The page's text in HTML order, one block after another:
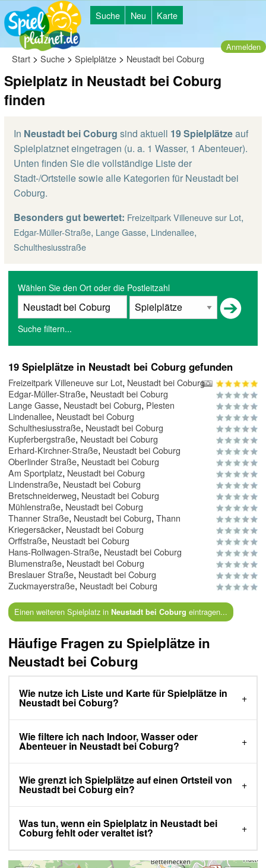
Suche Neu Karte
Anmelden
Start > Suche > Spielplätze > Neustadt bei Coburg
Spielplatz in Neustadt bei Coburg
finden
In Neustadt bei Coburg sind aktuell 19 Spielplätzeauf
Spielplatznet eingetragen (u. a. 1 Wasser, 1 Abenteuer).
Unten finden Sie die vollständige Liste der
Stadt-/Ortsteile sowie alle Kategorien für Neustadt bei
Coburg.
Besonders gut bewertet: Freizeitpark Villeneuve sur Lot,
Edgar-Müller-Straße, Lange Gasse, Lindenallee,
Schulthesiusstraße
Wählen Sie den Ort oder die Postleitzahl
Suche filtern...
19 Spielplätze in Neustadt bei Coburg gefunden
Freizeitpark Villeneuve sur Lot, Neustadt bei Coburg
Edgar-Müller-Straße, Neustadt bei Coburg
Lange Gasse, Neustadt bei Coburg, Plesten
Lindenallee, Neustadt bei Coburg
Schulthesiusstraße, Neustadt bei Coburg
Kupferbergstraße, Neustadt bei Coburg
Erhard-Kirchner-Straße, Neustadt bei Coburg
Oberlinder Straße, Neustadt bei Coburg
Am Sportplatz, Neustadt bei Coburg
Lindenstraße, Neustadt bei Coburg
Bretschneiderweg, Neustadt bei Coburg
Mühlenstraße, Neustadt bei Coburg
Thanner Straße, Neustadt bei Coburg, Thann
Kriegersäcker, Neustadt bei Coburg
Orffstraße, Neustadt bei Coburg
Hans-Rollwagen-Straße, Neustadt bei Coburg
Blumenstraße, Neustadt bei Coburg
Breslauer Straße, Neustadt bei Coburg
Zuckmayerstraße, Neustadt bei Coburg
Einen weiteren Spielplatz in Neustadt bei Coburg eintragen...
Häufige Fragen zu Spielplätze in
Neustadt bei Coburg
Wie nutze ich Liste und Karte für Spielplätze in
Neustadt bei Coburg?
Wie filtere ich nach Indoor, Wasser oder
Abenteuer in Neustadt bei Coburg?
Wie grenzt ich Spielplätze auf einen Ortsteil von
Neustadt bei Coburg ein?
Was tun, wenn ein Spielplatz in Neustadt bei
Coburg fehlt oder veraltet ist?